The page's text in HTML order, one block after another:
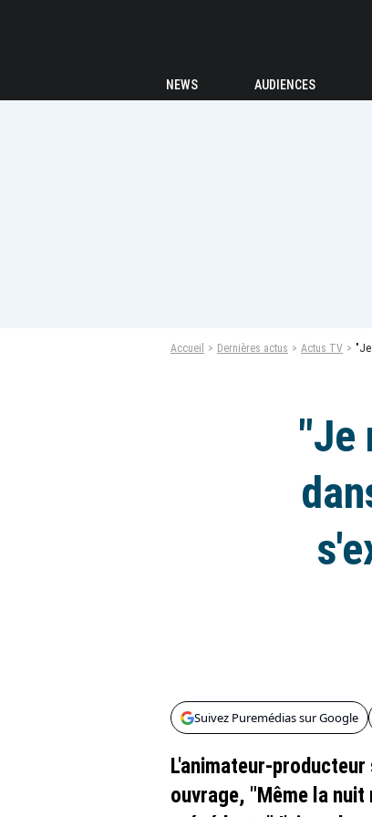
NEWS AUDIENCES
Accueil Dernières actus Actus TV
"Je
Suivez Puremédias sur Google
L'animateur-
ouvrage, "Même la